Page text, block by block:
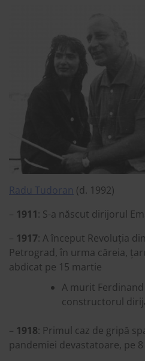
Radu Tudoran (d. 1992)
– 1911 : S-a născut dirijorul
– 1917: A început Revoluția
Petrograd, în urma căreia,
abdicat pe 15 martie
A murit
constructorul
– 1918: Primul caz de gripă
pandemiei devastatoare, pe